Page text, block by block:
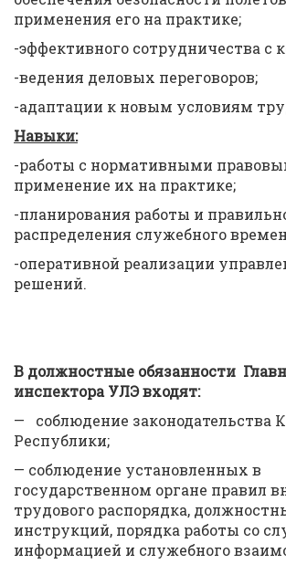
применения его на практике;
-эффективного сотрудничества с
-ведения деловых переговоров;
-адаптации к новым условиям
Навыки:
-работы с нормативными
применение их на практике;
-планирования работы и
распределения служебного
-оперативной реализации
решений.
В должностные обязанности
инспектора УЛЭ входят:
— соблюдение законодательства
Республики;
— соблюдение установленных в
государственном органе правил
трудового распорядка,
инструкций, порядка работы со
информацией и служебного